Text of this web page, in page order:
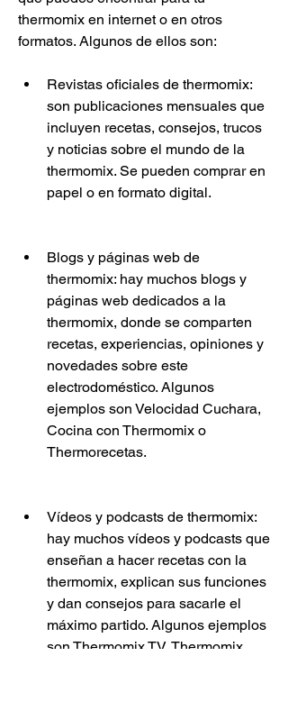
thermomix en internet o en otros
formatos. Algunos de ellos son:
Revistas oficiales de thermomix:
son publicaciones mensuales que
incluyen recetas, consejos, trucos
y noticias sobre el mundo de la
thermomix. Se pueden comprar en
papel o en formato digital.
Blogs y páginas web de
thermomix: hay muchos blogs y
páginas web dedicados a la
thermomix, donde se comparten
recetas, experiencias, opiniones y
novedades sobre este
electrodoméstico. Algunos
ejemplos son Velocidad Cuchara,
Cocina con Thermomix o
Thermorecetas.
Vídeos y podcasts de thermomix:
hay muchos vídeos y podcasts que
enseñan a hacer recetas con la
thermomix, explican sus funciones
y dan consejos para sacarle el
máximo partido. Algunos ejemplos
son Thermomix TV, Thermomix